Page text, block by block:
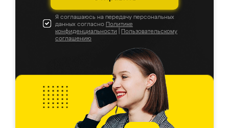
Я соглашаюсь на передачу персональных
данных согласно Политике
конфиденциальности
Пользовательскому
соглашению